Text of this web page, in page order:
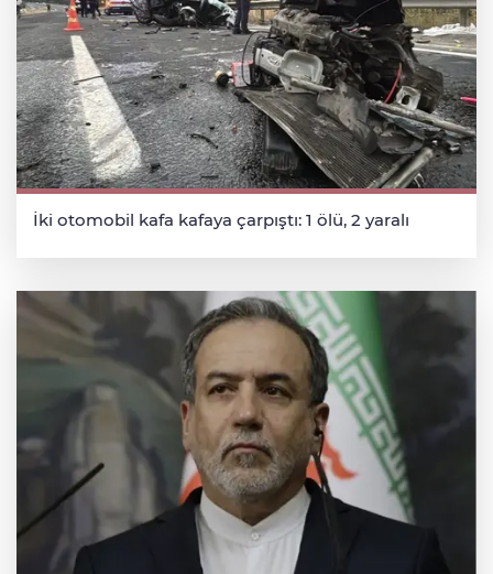
İki otomobil kafa kafaya çarpıştı: 1 ölü, 2 yaralı